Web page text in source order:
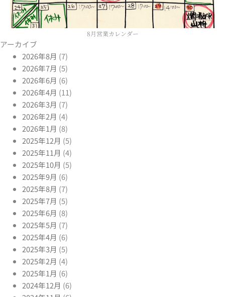
8月営業カレンダー
アーカイブ
2026年8月 (7)
2026年7月 (5)
2026年6月 (6)
2026年4月 (11)
2026年3月 (7)
2026年2月 (4)
2026年1月 (8)
2025年12月 (5)
2025年11月 (4)
2025年10月 (5)
2025年9月 (6)
2025年8月 (7)
2025年7月 (5)
2025年6月 (8)
2025年5月 (7)
2025年4月 (6)
2025年3月 (5)
2025年2月 (4)
2025年1月 (6)
2024年12月 (6)